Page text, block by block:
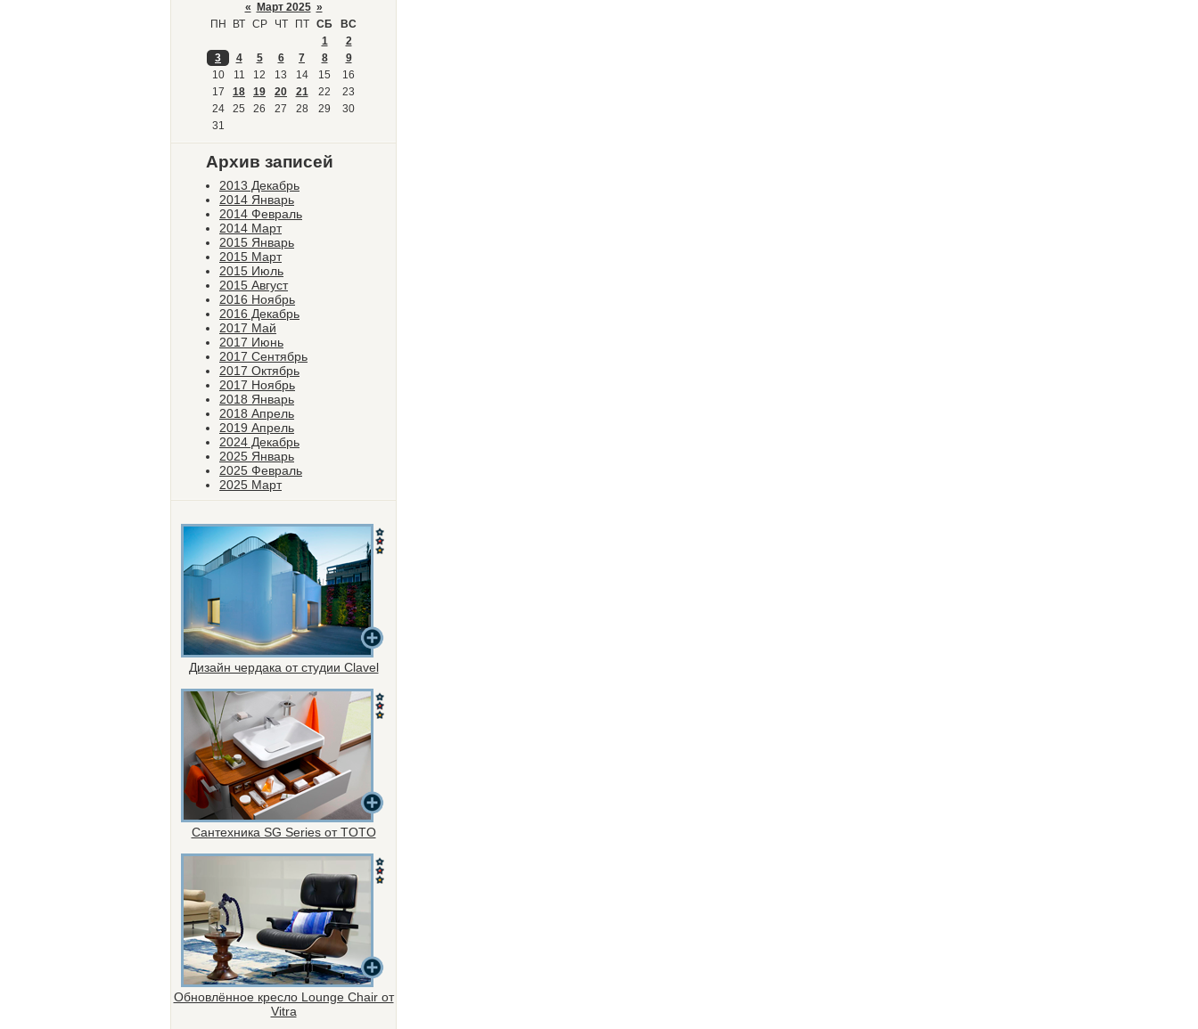
« Март 2025 »
ПН
ВТ СР ЧТ ПТ СБ
ВС
1
2
3
4 5 6 7 8
9
10
11 12 13 14 15
16
17
18 19 20 21 22
23
24
25 26 27 28 29
30
31
Архив записей
2013 Декабрь
2014 Январь
2014 Февраль
2014 Март
2015 Январь
2015 Март
2015 Июль
2015 Август
2016 Ноябрь
2016 Декабрь
2017 Май
2017 Июнь
2017 Сентябрь
2017 Октябрь
2017 Ноябрь
2018 Январь
2018 Апрель
2019 Апрель
2024 Декабрь
2025 Январь
2025 Февраль
2025 Март
Дизайн чердака от студии Clavel
Сантехника SG Series от TOTO
Обновлённое кресло Lounge Chair от
Vitra